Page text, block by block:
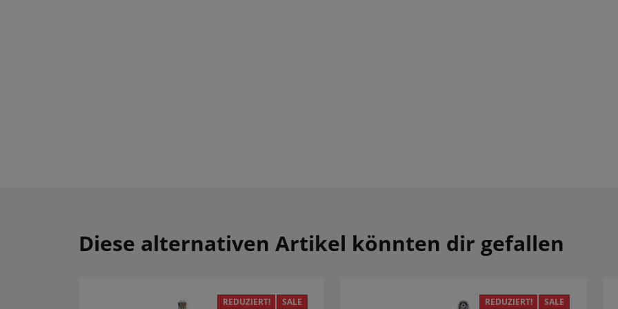
Diese alternativen Artikel könnten dir gefallen
REDUZIERT! SALE REDUZIERT! SALE